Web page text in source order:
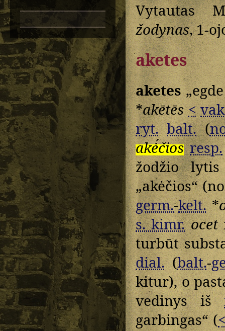
Vytautas
žodynas, 1-
aketes
aketes
*akētēs <
ryt. balt.(
akė́čios resp.
žodžio
„akėčios“
germ.-kelt.*
s. kimr. ocet
turbūt
dial.(balt.-
kitur), o
vedinys iš
garbingas“ (